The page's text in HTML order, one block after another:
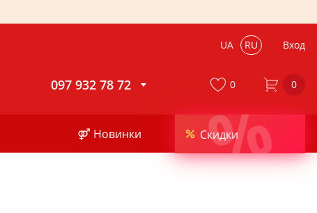
UA RU Вход
097 932 78 72 0
⚤ Новинки %
Скидки
0